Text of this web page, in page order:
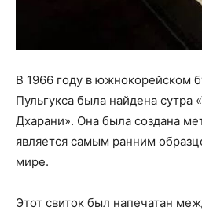
В 1966 году в южнокорейском
Пульгукса была найдена
Дхарани». Она была создана
является самым ранним
мире.
Этот свиток был напечатан